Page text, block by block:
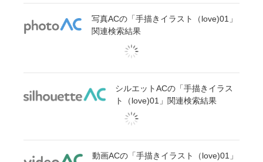
写真ACの「手描きイラスト（love)01」
関連検索結果
シルエットACの「手描きイラス
ト（love)01」関連検索結果
動画ACの「手描きイラスト（love)01」